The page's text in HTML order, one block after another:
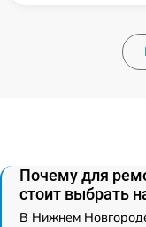
Почему для
стоит выбрать
В Нижнем